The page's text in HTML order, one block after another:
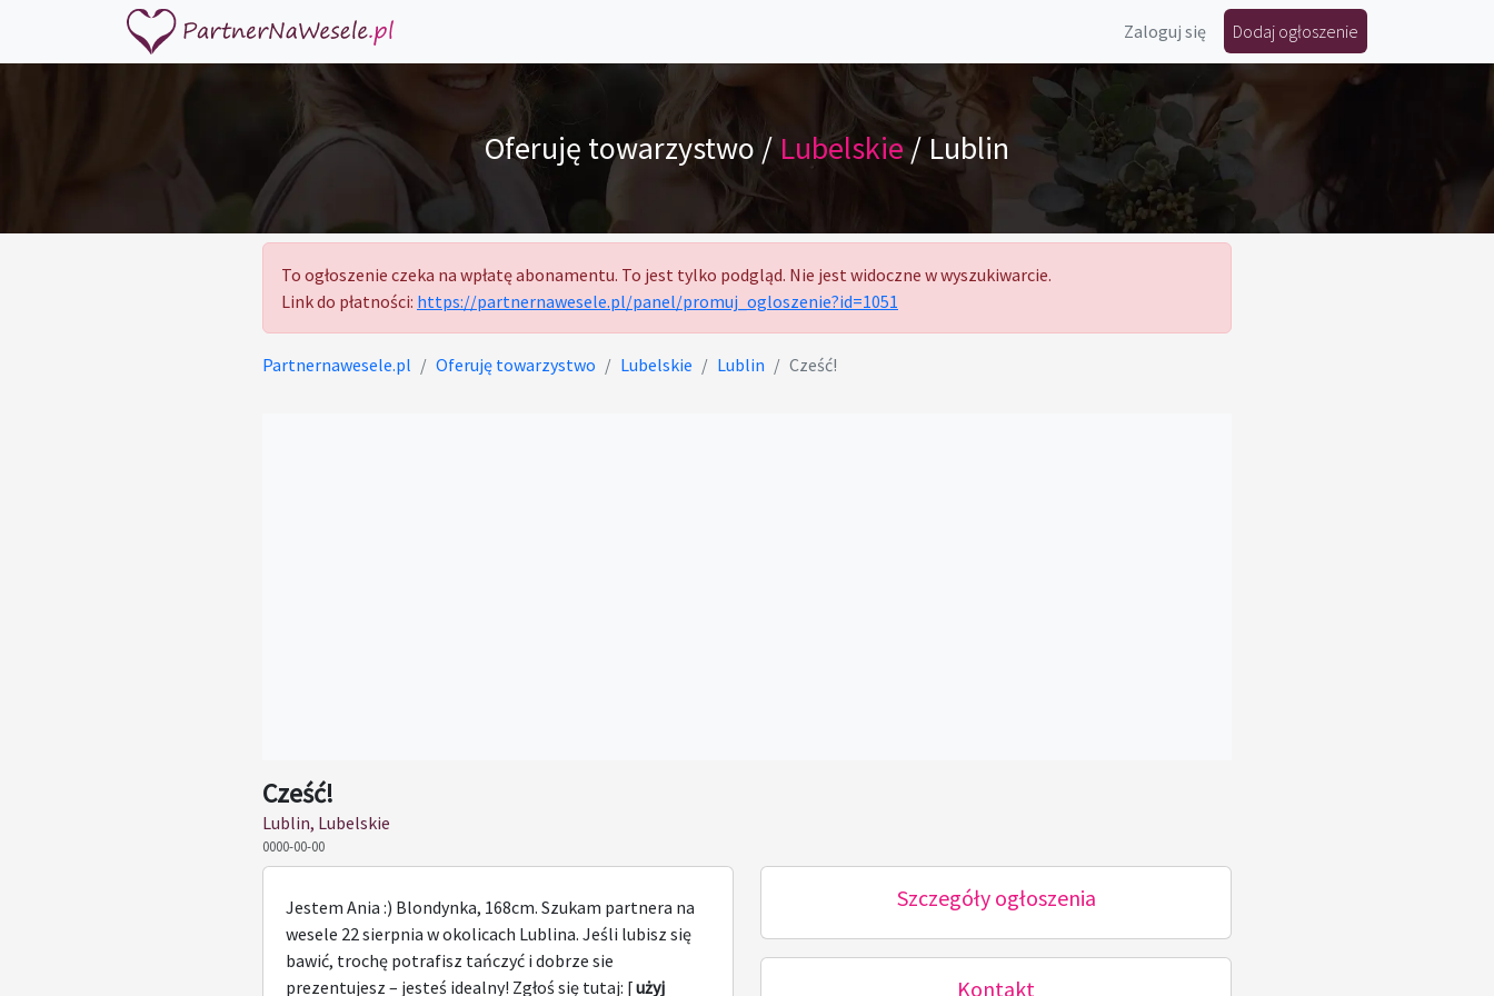
Zaloguj się Dodaj ogłoszenie
Oferuję towarzystwo / Lubelskie/ Lublin
To ogłoszenie czeka na wpłatę abonamentu. To jest tylko podgląd. Nie jest widoczne w wyszukiwarcie.
Link do płatności: https://partnernawesele.pl/panel/promuj_ogloszenie?id=1051
Partnernawesele.pl Oferuję towarzystwo Lubelskie Lublin Cześć!
Cześć!
Lublin, Lubelskie
0000-00-00
Jestem Ania :) Blondynka, 168cm. Szukam partnera na
wesele 22 sierpnia w okolicach Lublina. Jeśli lubisz się
bawić, trochę potrafisz tańczyć i dobrze sie
prezentujesz – jesteś idealny! Zgłoś się tutaj: [użyj
Szczegóły ogłoszenia
Kontakt